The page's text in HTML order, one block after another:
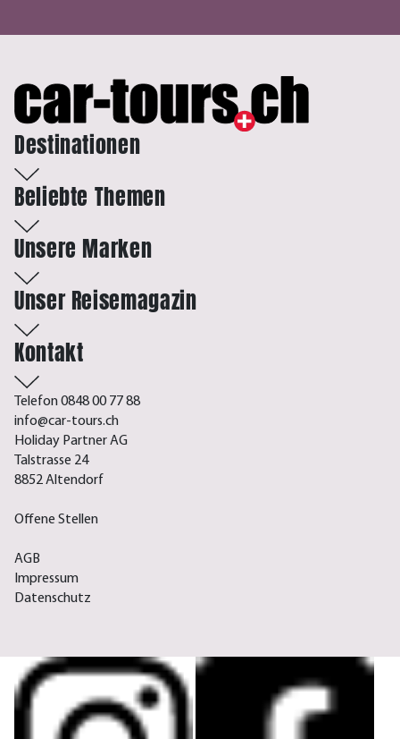
Destinationen
Beliebte Themen
Unsere Marken
Unser Reisemagazin
Kontakt
Telefon 0848 00 77 88
info@car-tours.ch
Holiday Partner AG
Talstrasse 24
8852 Altendorf
Offene Stellen
AGB
Impressum
Datenschutz